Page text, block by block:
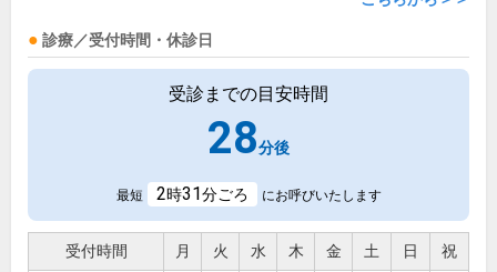
診療／受付時間・休診日
受診までの目安時間
28分後
最短 2時31分ごろ にお呼びいたします
受付時間 月 火 水 木 金 土 日 祝